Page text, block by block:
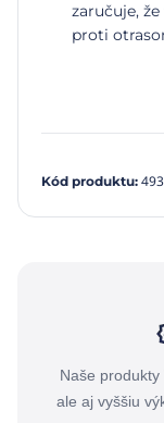
zaručuje,
proti
Kód produktu:
Naše produkty
ale aj vyššiu